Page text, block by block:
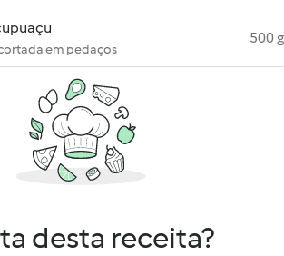
em pedaços
500 g
desta receita?